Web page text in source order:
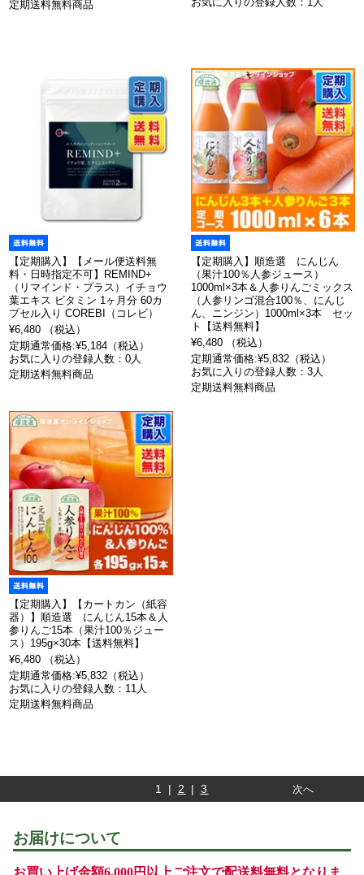
定期送料無料商品
【定期購入】【メール便送料無
料・日時指定不可】REMIND+
（リマインド・プラス）イチョウ
葉エキス ビタミン 1ヶ月分 60カ
プセル入り COREBI（コレビ）
¥6,480 （税込）
定期通常価格:¥5,184（税込）
お気に入りの登録人数：0人
定期送料無料商品
【定期購入】順造選 にんじん
（果汁100％人参ジュース）
1000ml×3本＆人参りんごミックス
（人参リンゴ混合100％、にんじ
ん、ニンジン）1000ml×3本 セッ
ト【送料無料】
¥6,480 （税込）
定期通常価格:¥5,832（税込）
お気に入りの登録人数：3人
定期送料無料商品
【定期購入】【カートカン（紙容
器）】順造選 にんじん15本＆人
参りんご15本（果汁100％ジュー
ス）195g×30本【送料無料】
¥6,480 （税込）
定期通常価格:¥5,832（税込）
お気に入りの登録人数：11人
定期送料無料商品
1 | 2 | 3 次へ